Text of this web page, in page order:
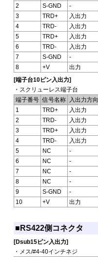
2
S-GND
-
3
TRD+
入出力
4
TRD-
入出力
5
TRD+
入出力
6
TRD-
入出力
7
S-GND
-
8
+V
出力
[端子台10ピン入出力]
・スクリューレス端子台
端子番号 信号名称
入出力方向
1
TRD+
入出力
2
TRD-
入出力
3
TRD+
入出力
4
TRD-
入出力
5
NC
-
6
NC
-
7
NC
-
8
NC
-
9
S-GND
-
10
+V 出力
■RS422側コネクタ
[Dsub15ピン入出力]
・メス/#4-40インチネジ